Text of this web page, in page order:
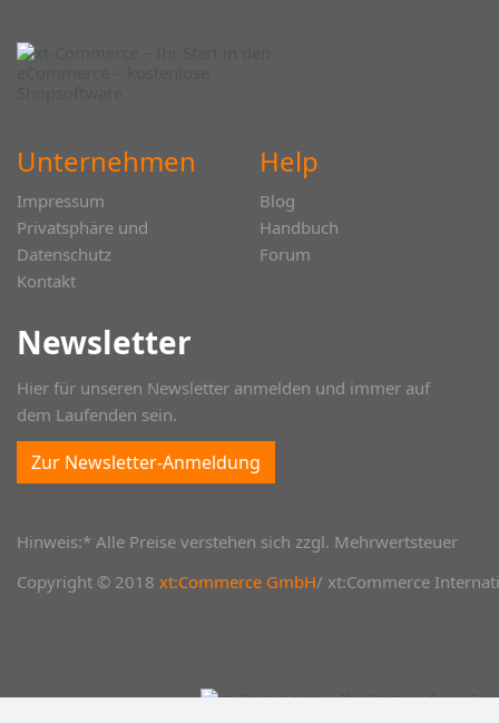
Unternehmen
Impressum
Privatsphäre und
Datenschutz
Kontakt
Help
Blog
Handbuch
Forum
Newsletter
Hier für unseren Newsletter anmelden und immer auf
dem Laufenden sein.
Zur Newsletter-Anmeldung
Hinweis:* Alle Preise verstehen sich zzgl. Mehrwertsteuer
Copyright © 2018 xt:Commerce GmbH/ xt:Commerce